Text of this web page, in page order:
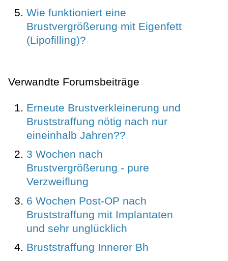
Wie funktioniert eine
Brustvergrößerung mit Eigenfett
(Lipofilling)?
Verwandte Forumsbeiträge
Erneute Brustverkleinerung und
Bruststraffung nötig nach nur
eineinhalb Jahren??
3 Wochen nach
Brustvergrößerung - pure
Verzweiflung
6 Wochen Post-OP nach
Bruststraffung mit Implantaten
und sehr unglücklich
Bruststraffung Innerer Bh